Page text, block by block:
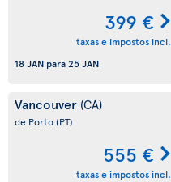
399 €
taxas e impostos incl.
18 JAN para25 JAN
Vancouver (CA)
de Porto(PT)
555 €
taxas e impostos incl.